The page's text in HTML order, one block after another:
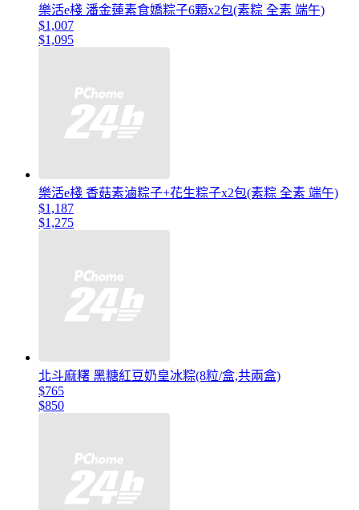
樂活e棧 潘金蓮素食嬌粽子6顆x2包(素粽 全素 端午)
$1,007
$1,095
樂活e棧 香菇素滷粽子+花生粽子x2包(素粽 全素 端午)
$1,187
$1,275
北斗麻糬 黑糖紅豆奶皇冰粽(8粒/盒,共兩盒)
$765
$850